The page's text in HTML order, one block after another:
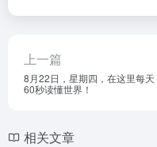
上一篇
8月22日，星期四，在这里每天
60秒读懂世界！
相关文章